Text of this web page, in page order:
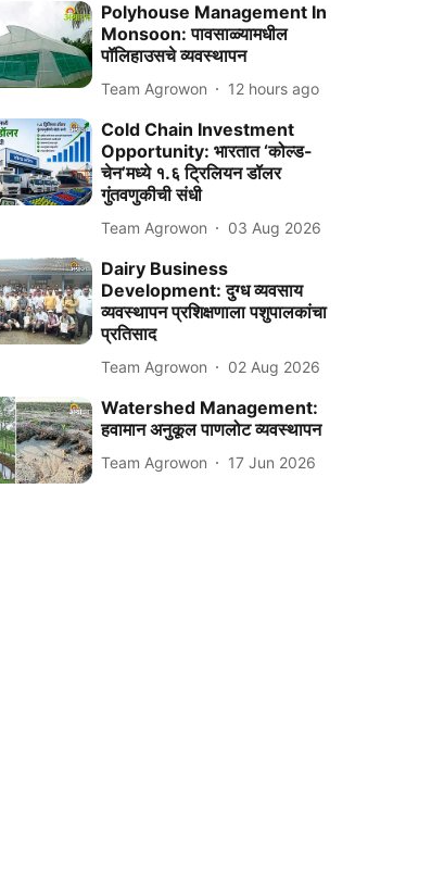
Polyhouse Management In
Monsoon: पावसाळ्यामधील
पॉलिहाउसचे व्यवस्थापन
Team Agrowon 12 hours ago
Cold Chain Investment
Opportunity: भारतात ‘कोल्ड-
चेन’मध्ये १.६ ट्रिलियन डॉलर
गुंतवणुकीची संधी
Team Agrowon 03 Aug 2026
Dairy Business
Development: दुग्ध व्यवसाय
व्यवस्थापन प्रशिक्षणाला पशुपालकांचा
प्रतिसाद
Team Agrowon 02 Aug 2026
Watershed Management:
हवामान अनुकूल पाणलोट व्यवस्थापन
Team Agrowon 17 Jun 2026